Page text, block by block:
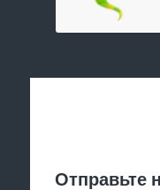
Отправьте